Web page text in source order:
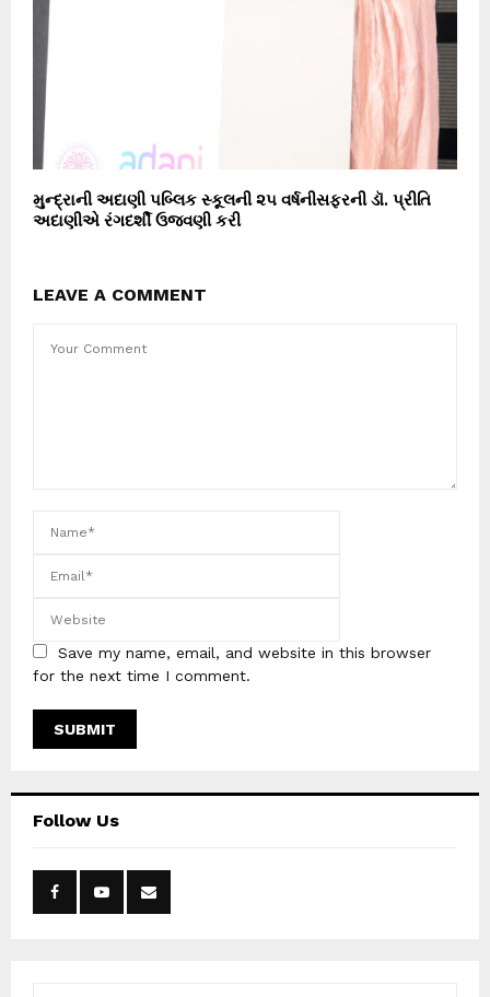
મુન્દ્રાની અદાણી પબ્લિક સ્કૂલની ૨૫ વર્ષનીસફરની ડૉ. પ્રીતિ
અદાણીએ રંગદર્શી ઉજવણી કરી
LEAVE A COMMENT
Save my name, email, and website in this browser
for the next time I comment.
Follow Us